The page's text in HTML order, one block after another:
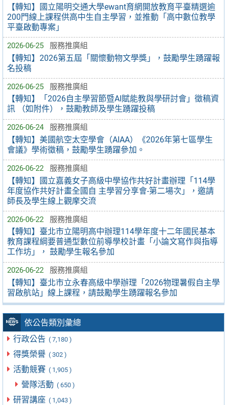
【轉知】國立陽明交通大學ewant育網開放教育平臺精選逾
200門線上課程供高中生自主學習，並推動「高中數位教學
平臺啟動專案」
2026-06-25 服務推廣組
【轉知】2026第五屆「關懷動物文學獎」，鼓勵學生踴躍報
名投稿
2026-06-25 服務推廣組
【轉知】「2026自主學習節暨AI賦能教與學研討會」徵稿資
訊 （如附件），鼓勵教師及學生踴躍投稿
2026-06-24 服務推廣組
【轉知】美國航空太空學會（AIAA）《2026年第七區學生
會議》學術徵稿，鼓勵學生踴躍參加。
2026-06-22 服務推廣組
【轉知】國立嘉義女子高級中學協作共好計畫辦理「114學
年度協作共好計畫全國自 主學習分享會-第二場次」，邀請
師長及學生線上觀摩交流
2026-06-22 服務推廣組
【轉知】臺北市立陽明高中辦理114學年度十二年國民基本
教育課程綱要普通型數位前導學校計畫「小論文寫作與指導
工作坊」， 鼓勵學生報名參加
2026-06-22 服務推廣組
【轉知】臺北市立永春高級中學辦理「2026物理暑假自主學
習啟航站」線上課程，請鼓勵學生踴躍報名參加
依公告類別彙總
行政公告 ( 7,180 )
得獎榮譽 ( 302 )
活動競賽 ( 1,905 )
營隊活動 ( 650 )
研習講座 ( 1,043 )